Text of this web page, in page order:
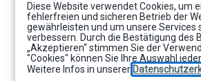
Diese Website verwendet Cookies, um
fehlerfreien und sicheren Betrieb der
gewährleisten und um unsere Services
verbessern. Durch die Bestätigung des
„Akzeptieren“ stimmen Sie der
"Cookies" können Sie Ihre Auswahl
Weitere Infos in unserer